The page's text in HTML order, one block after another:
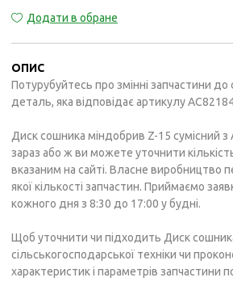
Додати в обране
ОПИС
Потурубуйтесь про змінні запчастини
деталь, яка відповідає артикулу
Диск сошника міндобрив Z-15 сумісний
зараз або ж ви можете уточнити
вказаним на сайті. Власне виробництво
якої кількості запчастин. Приймаємо
кожного дня з 8:30 до 17:00 у будні.
Щоб уточнити чи підходить Диск
сільськогосподарської техніки чи
характеристик і параметрів запчастини